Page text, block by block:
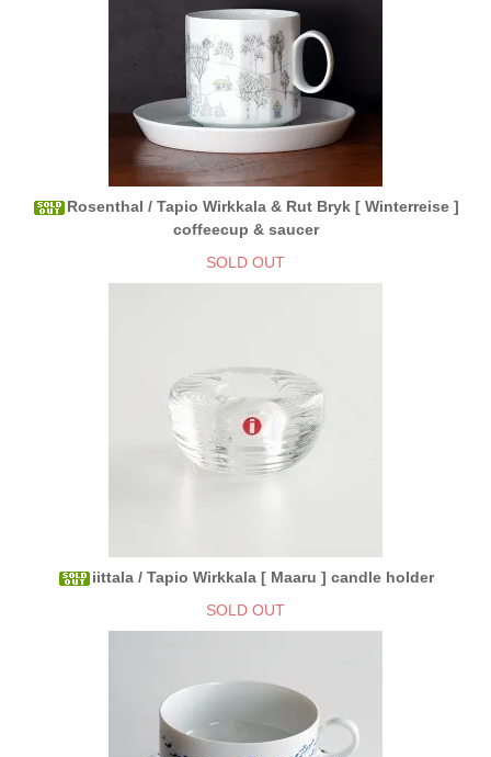
Rosenthal / Tapio Wirkkala & Rut Bryk [ Winterreise ]
coffeecup & saucer
SOLD OUT
iittala / Tapio Wirkkala [ Maaru ] candle holder
SOLD OUT